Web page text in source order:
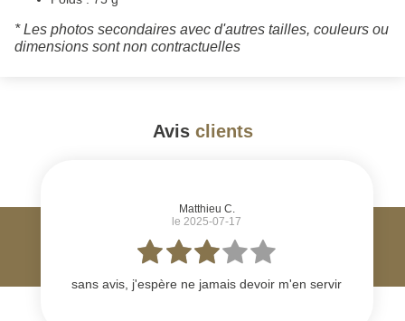
* Les photos secondaires avec d'autres tailles, couleurs ou
dimensions sont non contractuelles
Avis clients
Matthieu C.
le 2025-07-17
sans avis, j'espère ne jamais devoir m'en servir